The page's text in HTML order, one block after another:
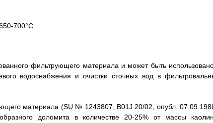
700°С.
фильтрующего материала и может быть
водоснабжения и очистки сточных вод в
материала (SU № 1243807, B01J 20/02, опубл.
доломита в количестве 20-25% от массы